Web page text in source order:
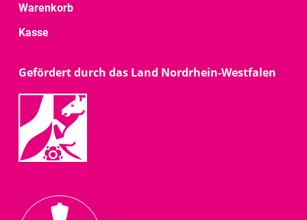
Warenkorb
Kasse
Gefördert durch das Land Nordrhein-Westfalen